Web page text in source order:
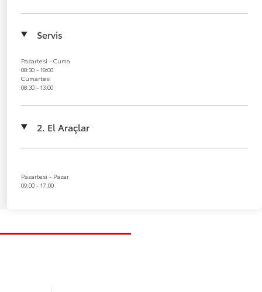
Servis
Pazartesi - Cuma
08:30 - 18:00
Cumartesi
08:30 - 13:00
2. El Araçlar
Pazartesi - Pazar
09:00 - 17:00